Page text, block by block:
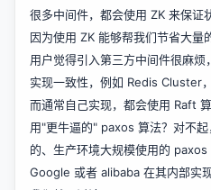
很多中间件，都会使用 ZK 来保证
因为使用 ZK 能够帮我们节省大量
用户觉得引入第三方中间件很麻
实现一致性，例如 Redis Cluster，
而通常自己实现，都会使用 Raft
用"更牛逼的" paxos 算法？对不
的、生产环境大规模使用的
Google 或者 alibaba 在其内部实